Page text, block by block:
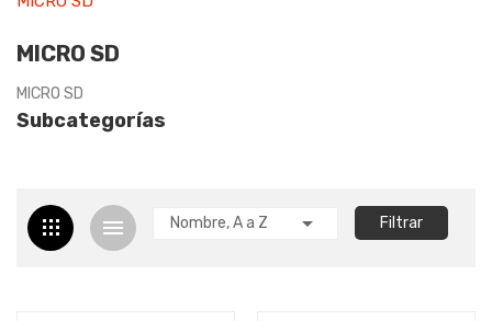
MICRO SD
MICRO SD
Subcategorías
Nombre, A a Z  Filtrar